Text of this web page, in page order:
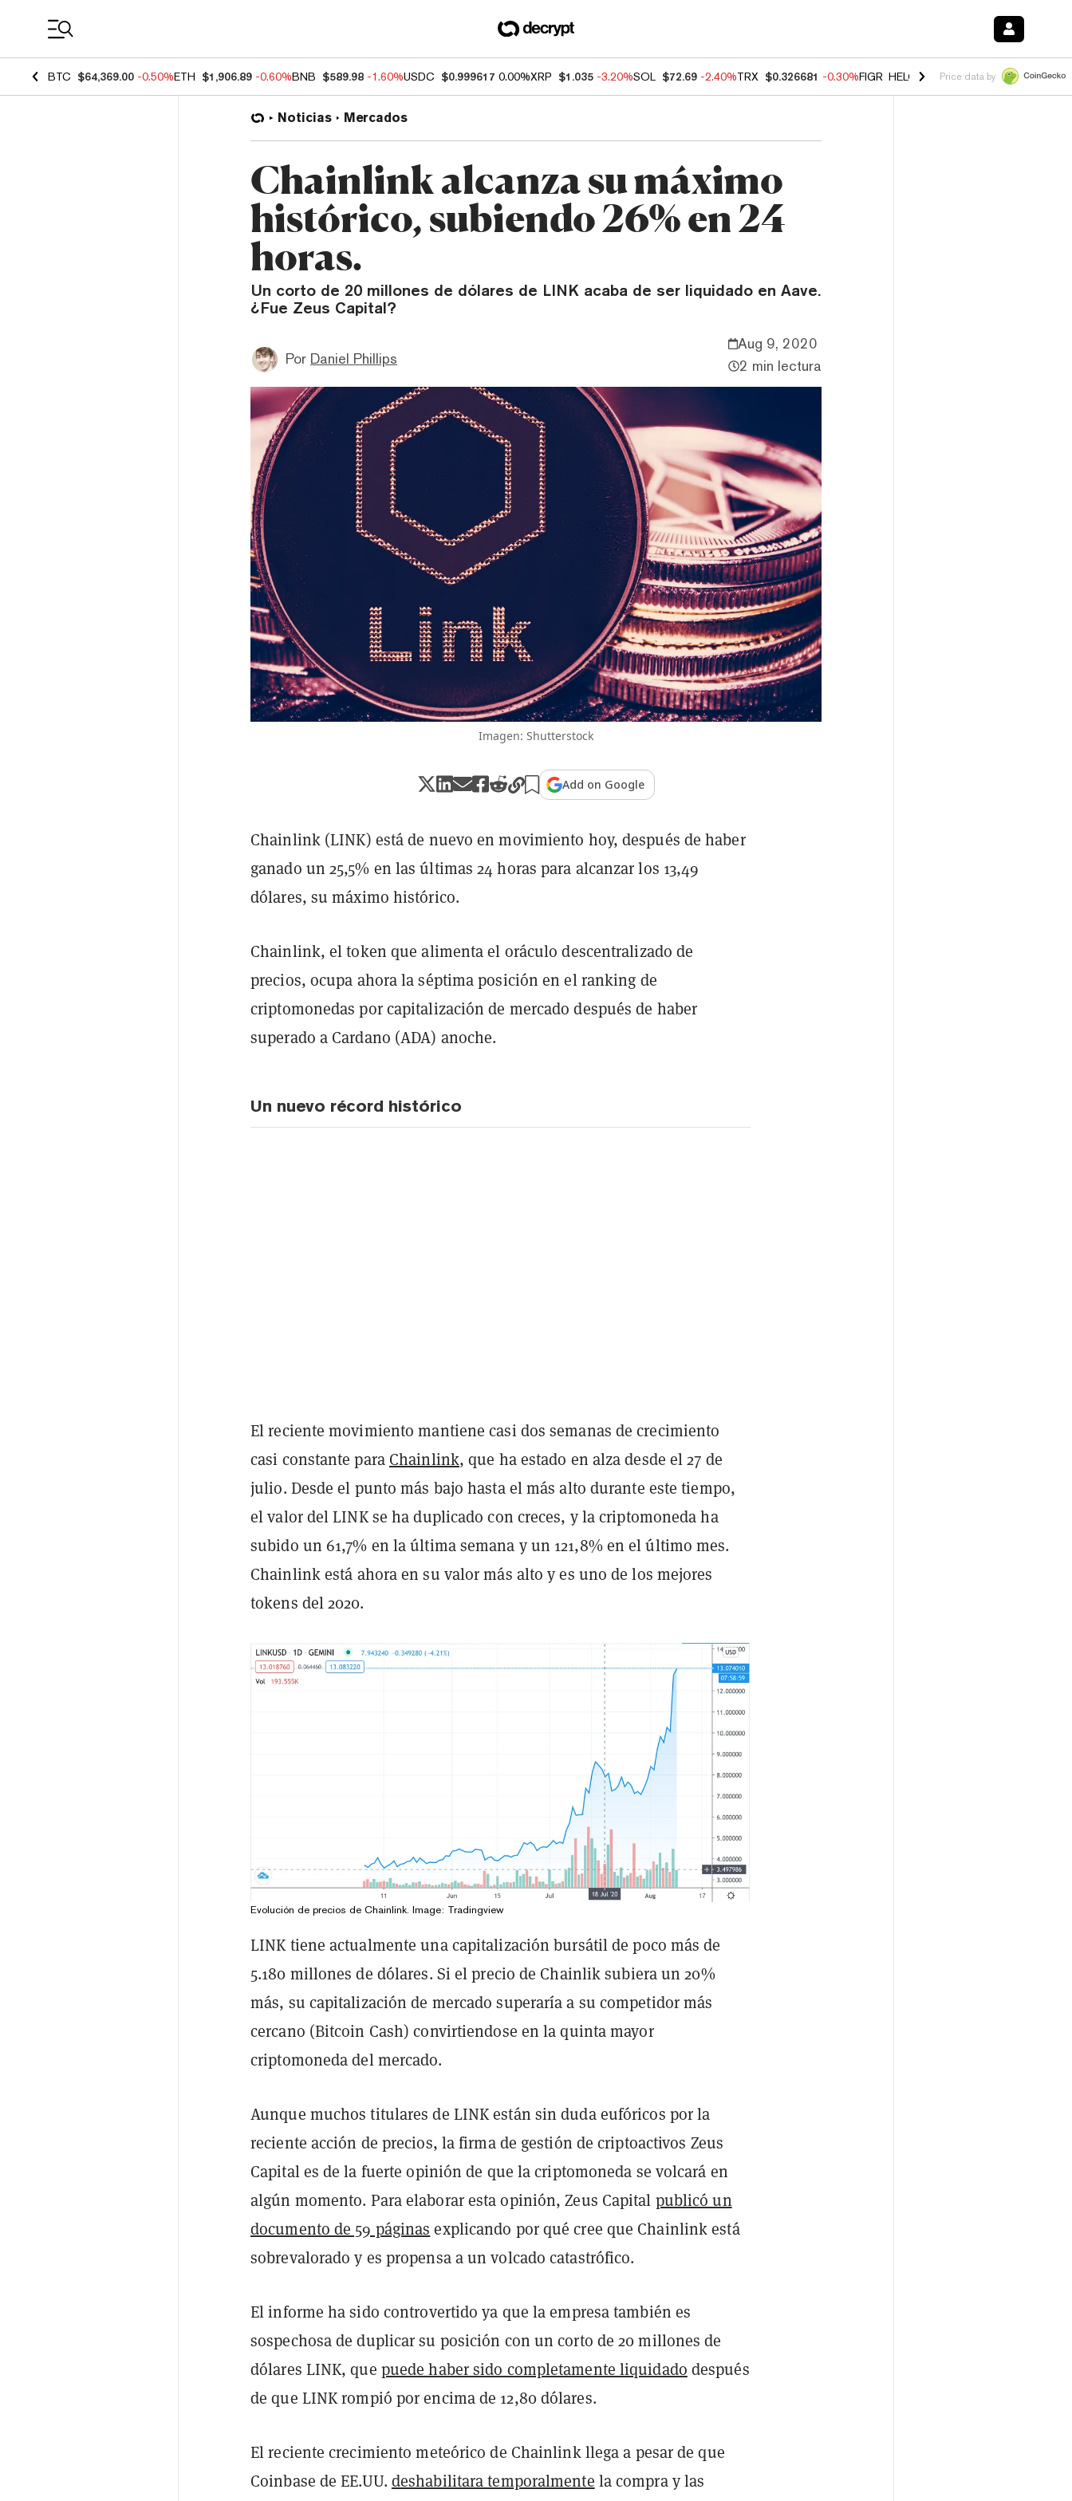
BTC $64,369.00 -0.50%ETH $1,906.89 -0.60%BNB $589.98 -1.60%USDC $0.999617 0.00%XRP $1.035 -3.20%SOL $72.69 -2.40%TRX $0.326681 -0.30%FIGR_HELOC $1.02 -2.00% HYPE $56.10
Price data by
Noticias Mercados
Chainlink alcanza su máximo
histórico, subiendo 26% en 24
horas.
Un corto de 20 millones de dólares de LINK acaba de ser liquidado en Aave.
¿Fue Zeus Capital?
Por Daniel Phillips
Aug 9, 2020
2 min lectura
Imagen: Shutterstock
Add on Google
Chainlink (LINK) está de nuevo en movimiento hoy, después de haber
ganado un 25,5% en las últimas 24 horas para alcanzar los 13,49
dólares, su máximo histórico.
Chainlink, el token que alimenta el oráculo descentralizado de
precios, ocupa ahora la séptima posición en el ranking de
criptomonedas por capitalización de mercado después de haber
superado a Cardano (ADA) anoche.
Un nuevo récord histórico
El reciente movimiento mantiene casi dos semanas de crecimiento
casi constante para Chainlink, que ha estado en alza desde el 27 de
julio. Desde el punto más bajo hasta el más alto durante este tiempo,
el valor del LINK se ha duplicado con creces, y la criptomoneda ha
subido un 61,7% en la última semana y un 121,8% en el último mes.
Chainlink está ahora en su valor más alto y es uno de los mejores
tokens del 2020.
Evolución de precios de Chainlink. Image: Tradingview
LINK tiene actualmente una capitalización bursátil de poco más de
5.180 millones de dólares. Si el precio de Chainlik subiera un 20%
más, su capitalización de mercado superaría a su competidor más
cercano (Bitcoin Cash) convirtiendose en la quinta mayor
criptomoneda del mercado.
Aunque muchos titulares de LINK están sin duda eufóricos por la
reciente acción de precios, la firma de gestión de criptoactivos Zeus
Capital es de la fuerte opinión de que la criptomoneda se volcará en
algún momento. Para elaborar esta opinión, Zeus Capital publicó un
documento de 59 páginas explicando por qué cree que Chainlink está
sobrevalorado y es propensa a un volcado catastrófico.
El informe ha sido controvertido ya que la empresa también es
sospechosa de duplicar su posición con un corto de 20 millones de
dólares LINK, que puede haber sido completamente liquidado después
de que LINK rompió por encima de 12,80 dólares.
El reciente crecimiento meteórico de Chainlink llega a pesar de que
Coinbase de EE.UU. deshabilitara temporalmente la compra y las